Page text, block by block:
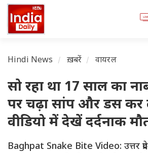
Hindi News ख़बरें वायरल
सो रहा था 17 साल का
पर चढ़ा सांप और डस कर
वीडियो में देखें दर्दनाक
Baghpat Snake Bite Video: उत्तर